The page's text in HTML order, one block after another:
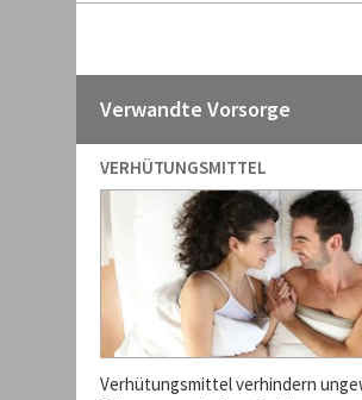
Verwandte Vorsorge
VERHÜTUNGSMITTEL
Verhütungsmittel verhindern